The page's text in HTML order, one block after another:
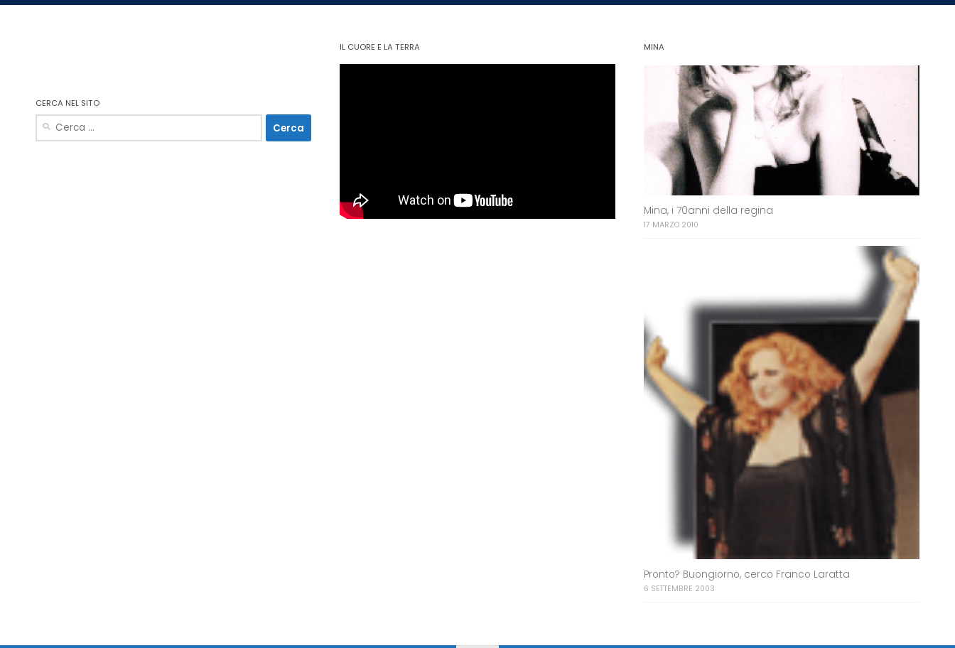
CERCA NEL SITO
Ricerca
IL CUORE E LA TERRA MINA
Mina, i 70anni della regina
17 MARZO 2010
Pronto? Buongiorno, cerco Franco Laratta
6 SETTEMBRE 2003